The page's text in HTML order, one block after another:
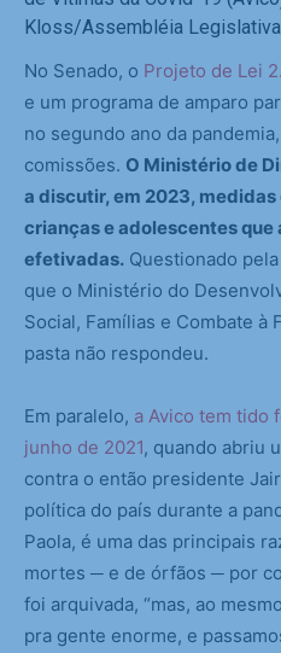
Kloss/Assembléia Legislativa
No Senado, o Projeto de Lei
e um programa de amparo
no segundo ano da
comissões. O Ministério de
a discutir, em 2023,
crianças e adolescentes que
efetivadas. Questionado
que o Ministério do
Social, Famílias e Combate à
pasta não respondeu.
Em paralelo, a Avico tem tido
junho de 2021, quando abriu
contra o então presidente
política do país durante a
Paola, é uma das principais
mortes ─ e de órfãos ─ por
foi arquivada, “mas, ao
pra gente enorme, e